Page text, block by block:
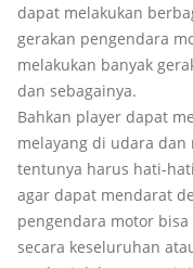
dapat melakukan
gerakan pengendara
melakukan banyak
dan sebagainya.
Bahkan player dapat
melayang di udara
tentunya harus hati-
agar dapat mendarat
pengendara motor
secara keseluruhan